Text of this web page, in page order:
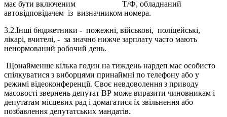
має бути включеним Т/Ф, обладнаний
автовідповідачем із визначником номера.
3.2.Інші бюджетники - пожежні, військові, поліцейські,
лікарі, вчителі, - за значно нижче зарплату часто мають
ненормований робочий день.
Щонайменше кілька годин на тиждень нардеп має особисто
спілкуватися з виборцями принаймні по телефону або у
режимі відеоконференції. Своє невдоволення з приводу
масовості звернень депутат ВР може виразити чиновникам і
депутатам місцевих рад і домагатися їх звільнення або
позбавлення депутатських мандатів.